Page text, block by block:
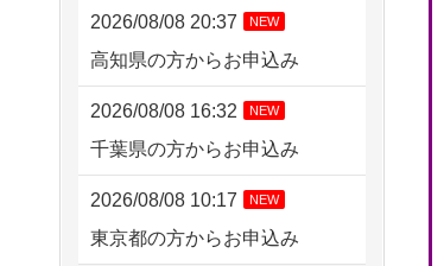
2026/08/08 20:37 NEW
高知県の方からお申込み
2026/08/08 16:32 NEW
千葉県の方からお申込み
2026/08/08 10:17 NEW
東京都の方からお申込み